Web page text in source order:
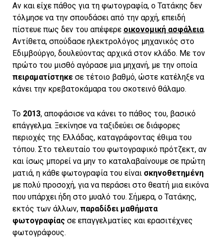
Αν και είχε πάθος για τη φωτογραφία, ο Τατάκης δεν
τόλμησε να την σπουδάσει από την αρχή, επειδή
πίστευε πως δεν του απέφερε οικονομική ασφάλεια.
Αντίθετα, σπούδασε ηλεκτρολόγος μηχανικός στο
Εδιμβούργο, δουλεύοντας αρχικά στον κλάδο. Με τον
πρώτο του μισθό αγόρασε μια μηχανή, με την οποία
πειραματίστηκε σε τέτοιο βαθμό, ώστε κατέληξε να
κάνει την κρεβατοκάμαρα του σκοτεινό θάλαμο.
Το 2013, αποφάσισε να κάνει το πάθος του, βασικό
επάγγελμα. Ξεκίνησε να ταξιδεύει σε διάφορες
περιοχές της Ελλάδας, καταγράφοντας έθιμα του
τόπου. Στο τελευταίο του φωτογραφικό πρότζεκτ, αν
και ίσως μπορεί να μην το καταλαβαίνουμε σε πρώτη
ματιά, η κάθε φωτογραφία του είναι σκηνοθετημένη
με πολύ προσοχή, για να περάσει στο θεατή μια εικόνα
που υπάρχει ήδη στο μυαλό του. Σήμερα, ο Τατάκης,
εκτός των άλλων, παραδίδει μαθήματα
φωτογραφίας σε επαγγελματίες και ερασιτέχνες
φωτογράφους.